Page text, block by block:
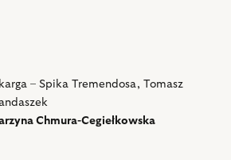
– Spika Tremendosa, Tomasz
Chmura-Cegiełkowska